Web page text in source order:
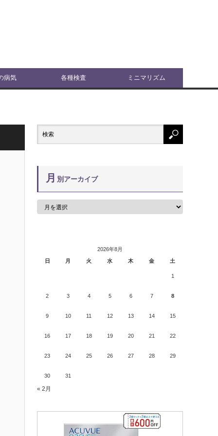
病気 各種検査 ミニマリズム
月 別アーカイブ
2026年8月
日
月 火 水 木 金 土
1
2 3 4 5 6 7 8
9 10 11 12 13 14 15
16 17 18 19 20 21 22
23 24 25 26 27 28 29
30 31
« 2月